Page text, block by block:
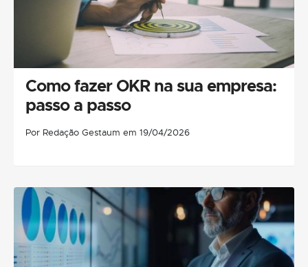
Como fazer OKR na sua empresa:
passo a passo
Por Redação Gestaum em 19/04/2026